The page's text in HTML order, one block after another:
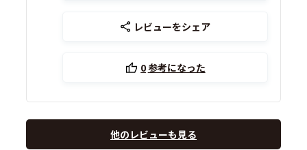
レビューをシェア
0参考になった
他のレビューも見る